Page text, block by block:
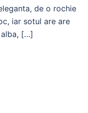
de o rochie
iar sotul are are
alba, […]